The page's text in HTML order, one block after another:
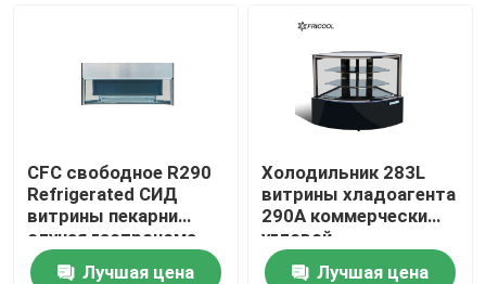
CFC свободное R290
Refrigerated СИД
витрины пекарни
случая гастронома
внутрь
Лучшая цена
Холодильник 283L
витрины хладоагента
290A коммерчески
угловой
Лучшая цена